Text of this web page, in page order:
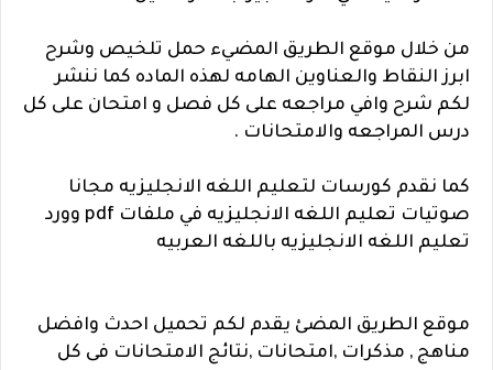
من خلال موقع الطريق المضيء حمل تلخيص وشرح
ابرز النقاط والعناوين الهامه لهذه الماده كما ننشر
لكم شرح وافي مراجعه على كل فصل و امتحان على كل
درس المراجعه والامتحانات .
كما نقدم كورسات لتعليم اللغه الانجليزيه مجانا
صوتيات تعليم اللغه الانجليزيه في ملفات pdf وورد
تعليم اللغه الانجليزيه باللغه العربيه
موقع الطريق المضئ يقدم لكم تحميل احدث وافضل
مناهج , مذكرات ,امتحانات ,نتائج الامتحانات فى كل